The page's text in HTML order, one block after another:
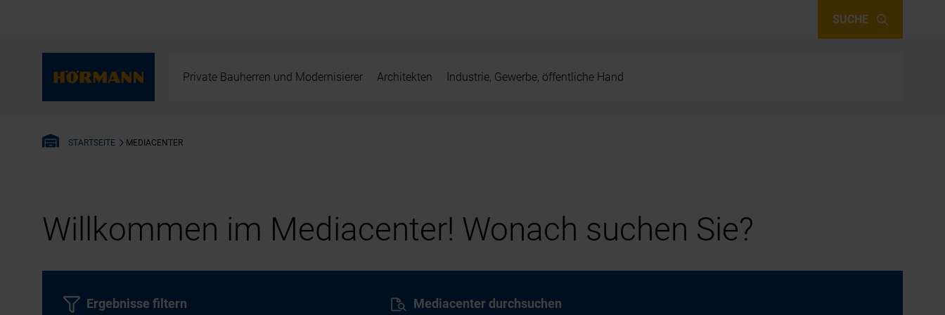
SUCHE
Private Bauherren und Modernisierer Architekten Industrie, Gewerbe, öffentliche Hand
STARTSEITE MEDIACENTER
Willkommen im Mediacenter! Wonach suchen Sie?
Mediacenter durchsuchen
Ergebnisse filtern